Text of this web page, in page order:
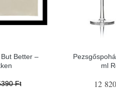
Better –
Ft
ml
12